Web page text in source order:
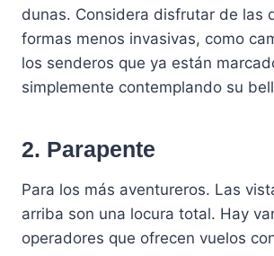
dunas. Considera disfrutar de las
formas menos invasivas, como
los senderos que ya están
simplemente contemplando su
2. Parapente
Para los más aventureros. Las
arriba son una locura total. Hay
operadores que ofrecen vuelos